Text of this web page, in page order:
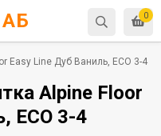
0
Easy Line Дуб Ваниль, ЕСО 3-4
Alpine Floor
ЕСО 3-4